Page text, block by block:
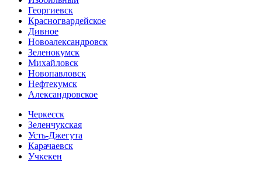
Георгиевск
Красногвардейское
Дивное
Новоалександровск
Зеленокумск
Михайловск
Новопавловск
Нефтекумск
Александровское
Черкесск
Зеленчукская
Усть-Джегута
Карачаевск
Учкекен